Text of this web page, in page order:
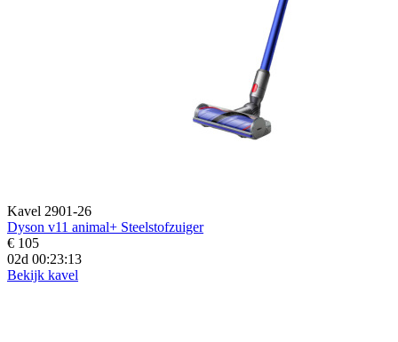
Kavel 2901-26
Dyson v11 animal+ Steelstofzuiger
€ 105
02d 00:23:12
Bekijk kavel